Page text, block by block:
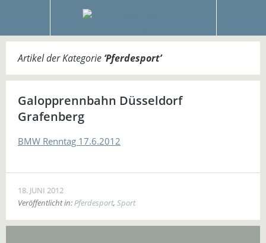
Artikel der Kategorie ‘Pferdesport’
Galopprennbahn Düsseldorf
Grafenberg
BMW Renntag 17.6.2012
18. JUNI 2012
Veröffentlicht in:Pferdesport, Sport